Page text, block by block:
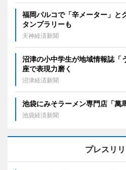
福岡パルコで「辛メーター」
タンプラリーも
天神経済新聞
沼津の小中学生が地域情報誌
座で表現力磨く
沼津経済新聞
池袋にみそラーメン専門店「
池袋経済新聞
プレスリ